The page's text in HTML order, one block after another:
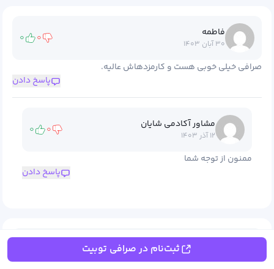
فاطمه
۳۰ آبان ۱۴۰۳ ۰ ۰
صرافی خیلی خوبی هست و کارمزدهاش عالیه.
پاسخ دادن
مشاور آکادمی شایان
۱۲ آذر ۱۴۰۳ ۰ ۰
ممنون از توجه شما
پاسخ دادن
ثبت‌نام در صرافی توبیت